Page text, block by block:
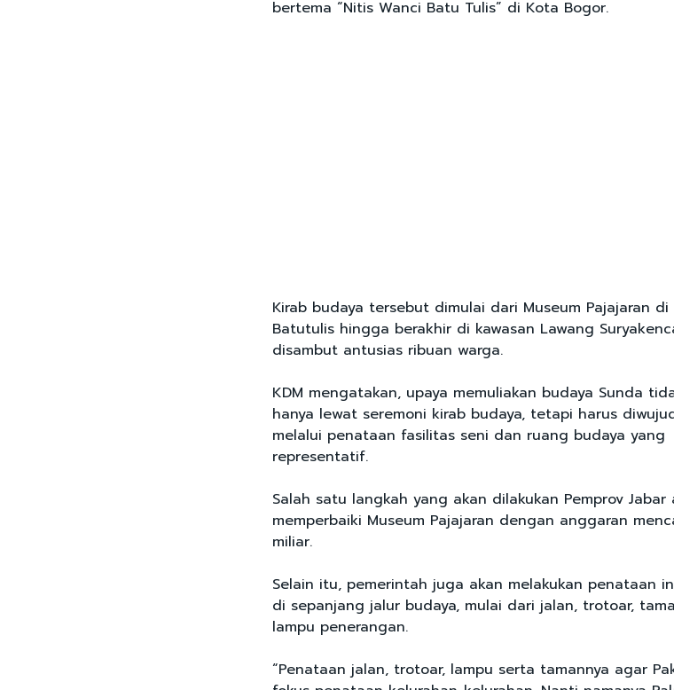
bertema “Nitis Wanci Batu Tulis” di Kota Bogor.
Kirab budaya tersebut dimulai dari Museum Pajajaran di
Batutulis hingga berakhir di kawasan Lawang
disambut antusias ribuan warga.
KDM mengatakan, upaya memuliakan budaya Sunda
hanya lewat seremoni kirab budaya, tetapi harus
melalui penataan fasilitas seni dan ruang budaya yang
representatif.
Salah satu langkah yang akan dilakukan Pemprov Jabar
memperbaiki Museum Pajajaran dengan anggaran
miliar.
Selain itu, pemerintah juga akan melakukan penataan
di sepanjang jalur budaya, mulai dari jalan, trotoar,
lampu penerangan.
“Penataan jalan, trotoar, lampu serta tamannya agar